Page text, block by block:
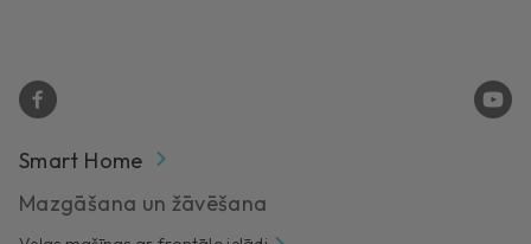
Smart Home
Mazgāšana un žāvēšana